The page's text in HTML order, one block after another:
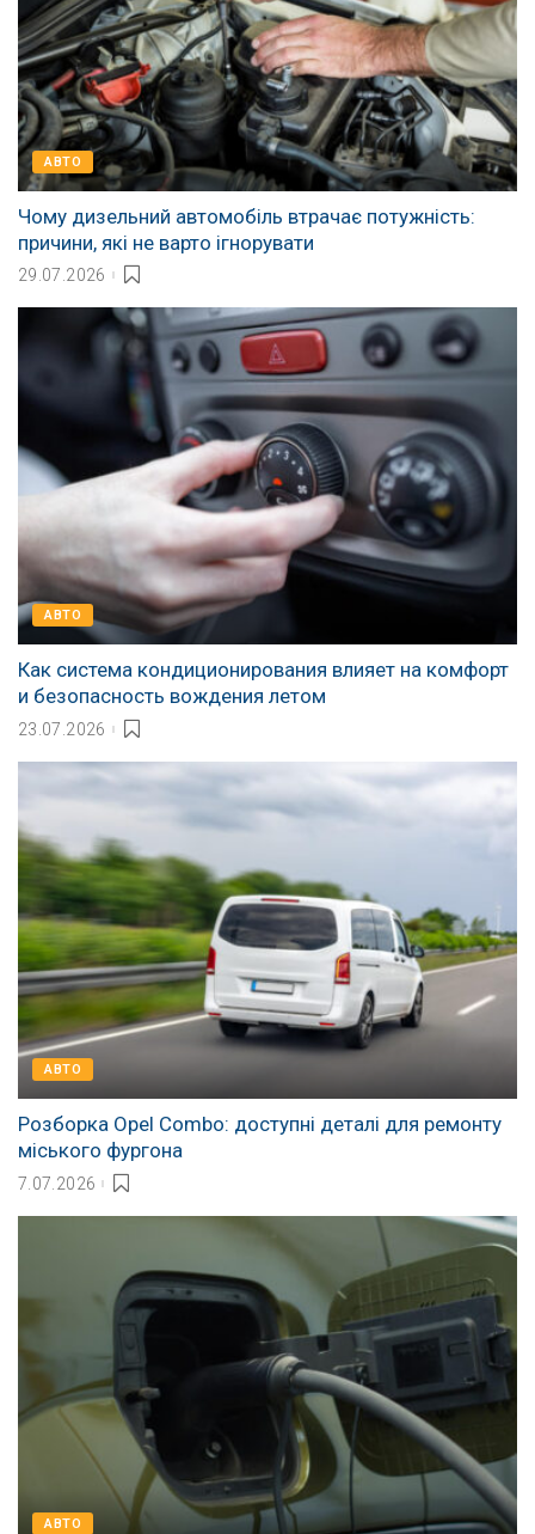
АВТО
Чому дизельний автомобіль втрачає потужність:
причини, які не варто ігнорувати
29.07.2026
АВТО
Как система кондиционирования влияет на комфорт
и безопасность вождения летом
23.07.2026
АВТО
Розборка Opel Combo: доступні деталі для ремонту
міського фургона
7.07.2026
АВТО